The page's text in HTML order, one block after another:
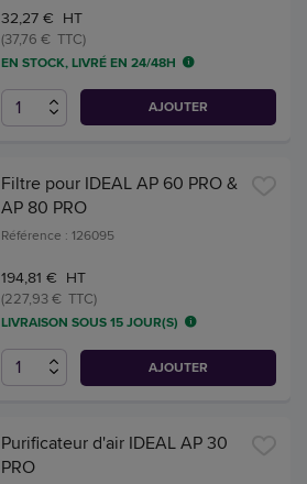
32,27 € HT
(37,76 € TTC)
EN STOCK, LIVRÉ EN 24/48H
AJOUTER
Filtre pour IDEAL AP 60 PRO &
AP 80 PRO
Référence : 126095
194,81 € HT
(227,93 € TTC)
LIVRAISON SOUS 15 JOUR(S)
AJOUTER
Purificateur d'air IDEAL AP 30
PRO